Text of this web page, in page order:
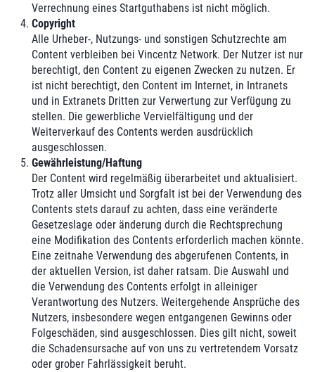
Verrechnung eines Startguthabens ist nicht möglich.
Copyright
Alle Urheber-, Nutzungs- und sonstigen Schutzrechte am
Content verbleiben bei Vincentz Network. Der Nutzer ist nur
berechtigt, den Content zu eigenen Zwecken zu nutzen. Er
ist nicht berechtigt, den Content im Internet, in Intranets
und in Extranets Dritten zur Verwertung zur Verfügung zu
stellen. Die gewerbliche Vervielfältigung und der
Weiterverkauf des Contents werden ausdrücklich
ausgeschlossen.
Gewährleistung/Haftung
Der Content wird regelmäßig überarbeitet und aktualisiert.
Trotz aller Umsicht und Sorgfalt ist bei der Verwendung des
Contents stets darauf zu achten, dass eine veränderte
Gesetzeslage oder änderung durch die Rechtsprechung
eine Modifikation des Contents erforderlich machen könnte.
Eine zeitnahe Verwendung des abgerufenen Contents, in
der aktuellen Version, ist daher ratsam. Die Auswahl und
die Verwendung des Contents erfolgt in alleiniger
Verantwortung des Nutzers. Weitergehende Ansprüche des
Nutzers, insbesondere wegen entgangenen Gewinns oder
Folgeschäden, sind ausgeschlossen. Dies gilt nicht, soweit
die Schadensursache auf von uns zu vertretendem Vorsatz
oder grober Fahrlässigkeit beruht.